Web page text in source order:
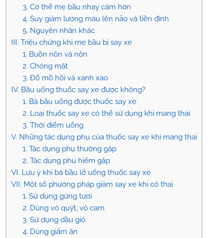
3. Cơ thể mẹ bầu nhạy cảm hơn
4. Suy giảm lượng máu lên não và tiền đình
5. Nguyên nhân khác
III. Triệu chứng khi mẹ bầu bị say xe
1. Buồn nôn và nôn
2. Chóng mặt
3. Đổ mồ hôi và xanh xao
IV. Bầu uống thuốc say xe được không?
1. Bà bầu uống được thuốc say xe
2. Loại thuốc say xe có thể sử dụng khi mang thai
3. Thời điểm uống
V. Những tác dụng phụ của thuốc say xe khi mang thai
1. Tác dụng phụ thường gặp
2. Tác dụng phụ hiếm gặp
VI. Lưu ý khi bà bầu lỡ uống thuốc say xe
VII. Một số phương pháp giảm say xe khi có thai
1. Sử dụng gừng tươi
2. Dùng vỏ quýt, vỏ cam
3. Sử dụng dầu gió
4. Dùng giấm ăn